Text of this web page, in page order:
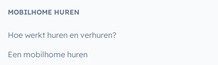
MOBILHOME HUREN
Hoe werkt huren en verhuren?
Een mobilhome huren